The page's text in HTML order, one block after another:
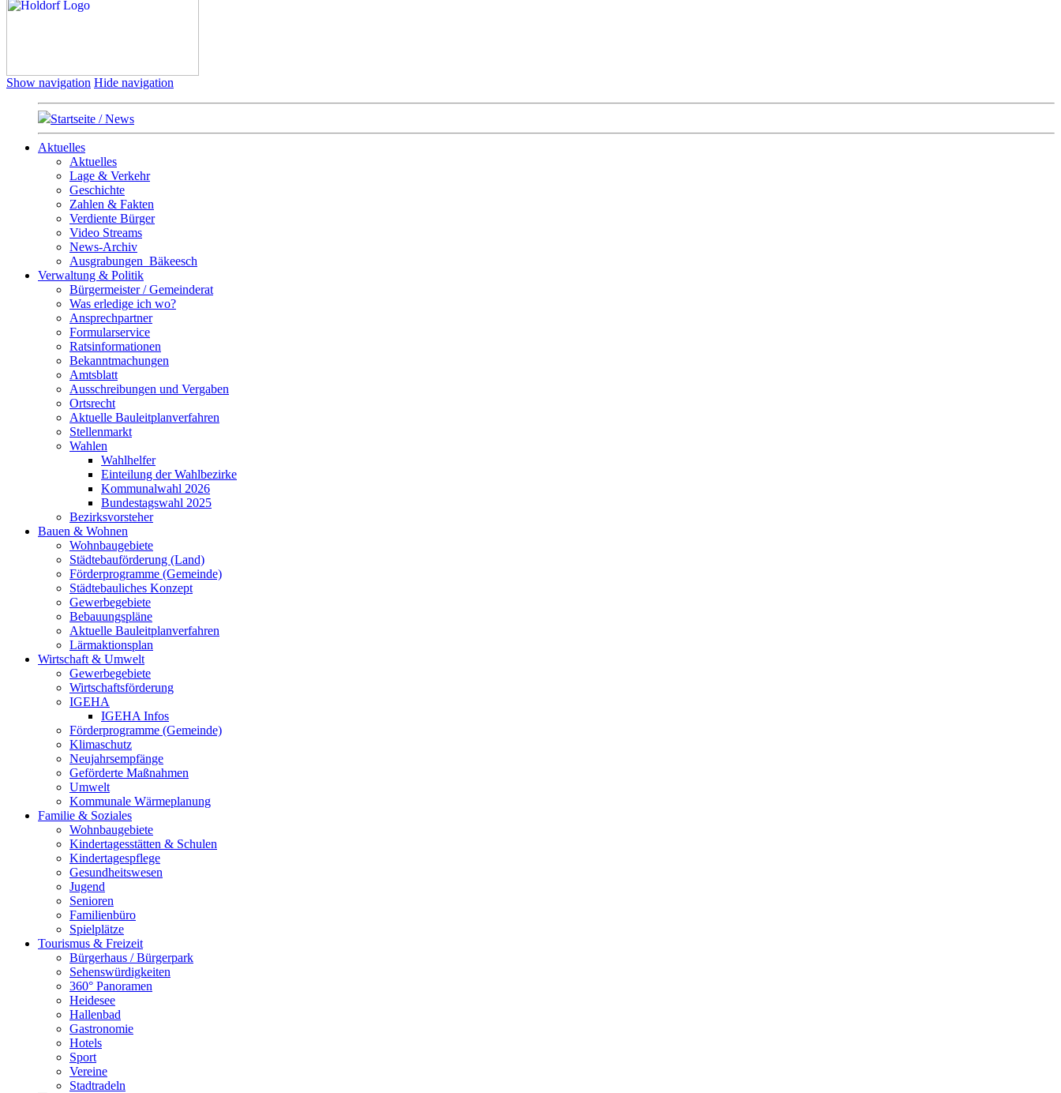
Show navigation Hide navigation
Startseite / News
Aktuelles
Aktuelles
Lage & Verkehr
Geschichte
Zahlen & Fakten
Verdiente Bürger
Video Streams
News-Archiv
Ausgrabungen_Bäkeesch
Verwaltung & Politik
Bürgermeister / Gemeinderat
Was erledige ich wo?
Ansprechpartner
Formularservice
Ratsinformationen
Bekanntmachungen
Amtsblatt
Ausschreibungen und Vergaben
Ortsrecht
Aktuelle Bauleitplanverfahren
Stellenmarkt
Wahlen
Wahlhelfer
Einteilung der Wahlbezirke
Kommunalwahl 2026
Bundestagswahl 2025
Bezirksvorsteher
Bauen & Wohnen
Wohnbaugebiete
Städtebauförderung (Land)
Förderprogramme (Gemeinde)
Städtebauliches Konzept
Gewerbegebiete
Bebauungspläne
Aktuelle Bauleitplanverfahren
Lärmaktionsplan
Wirtschaft & Umwelt
Gewerbegebiete
Wirtschaftsförderung
IGEHA
IGEHA Infos
Förderprogramme (Gemeinde)
Klimaschutz
Neujahrsempfänge
Geförderte Maßnahmen
Umwelt
Kommunale Wärmeplanung
Familie & Soziales
Wohnbaugebiete
Kindertagesstätten & Schulen
Kindertagespflege
Gesundheitswesen
Jugend
Senioren
Familienbüro
Spielplätze
Tourismus & Freizeit
Bürgerhaus / Bürgerpark
Sehenswürdigkeiten
360° Panoramen
Heidesee
Hallenbad
Gastronomie
Hotels
Sport
Vereine
Stadtradeln